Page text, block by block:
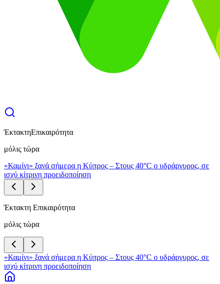
ΈκτακτηΕπικαιρότητα
μόλις τώρα
«Καμίνι» ξανά σήμερα η Κύπρος – Στους 40°C ο υδράργυρος, σε
ισχύ κίτρινη προειδοποίηση
Έκτακτη Επικαιρότητα
μόλις τώρα
«Καμίνι» ξανά σήμερα η Κύπρος – Στους 40°C ο υδράργυρος, σε
ισχύ κίτρινη προειδοποίηση